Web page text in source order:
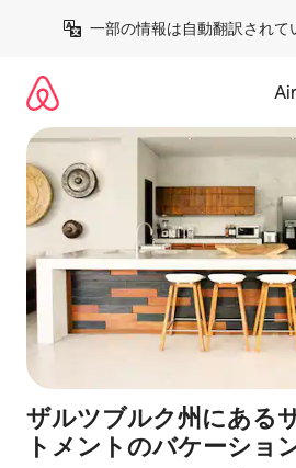
一部の情報は自動翻訳されて
ザルツブルク州にある
トメントのバケーショ